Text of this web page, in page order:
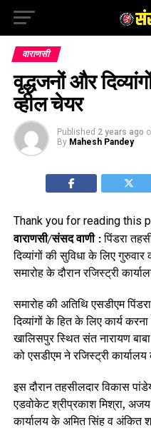
वाराणसी
वृद्धजनों और
व्हील चेयर
Published 2 years ago
By Mahesh Pandey
Thank you for reading this
वाराणसी/संसद वाणी :पिंडरा
दिव्यांगों की सुविधा के लिए
समारोह के दौरान रजिस्ट्री
समारोह की अतिथि एसडीएम
दिव्यांगों के हित के लिए कार्य
खालिसपुर स्थित संत नारायण
को एसडीएम ने रजिस्ट्री
इस दौरान तहसीलदार विकास
एडवोकेट श्रीप्रकाश मिश्रा, अजय
कार्यालय के अमित सिंह व अंकित